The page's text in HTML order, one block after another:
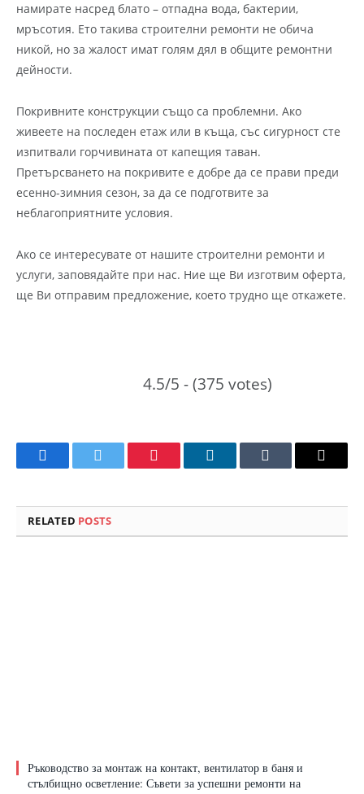
намирате насред блато – отпадна вода, бактерии,
мръсотия. Ето такива строителни ремонти не обича
никой, но за жалост имат голям дял в общите ремонтни
дейности.
Покривните конструкции също са проблемни. Ако
живеете на последен етаж или в къща, със сигурност сте
изпитвали горчивината от капещия таван.
Претърсването на покривите е добре да се прави преди
есенно-зимния сезон, за да се подготвите за
неблагоприятните условия.
Ако се интересувате от нашите строителни ремонти и
услуги, заповядайте при нас. Ние ще Ви изготвим оферта,
ще Ви отправим предложение, което трудно ще откажете.
4.5/5 - (375 votes)
FacebookTwitter Pinterest LinkedInTumblr Email
RELATED POSTS
Ръководство за монтаж на контакт, вентилатор в баня и
стълбищно осветление: Съвети за успешни ремонти на